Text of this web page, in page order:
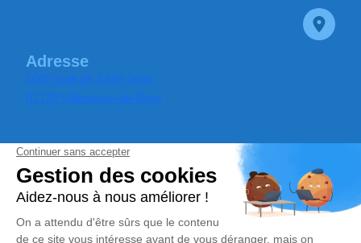
Adresse
1005 Voie de Saint-Jean
07170 Villeneuve-de-Berg